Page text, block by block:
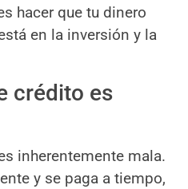
hacer que tu dinero
en la inversión y la
crédito es
inherentemente mala.
y se paga a tiempo,